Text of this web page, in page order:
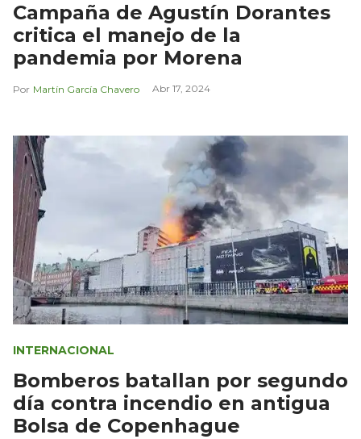
Campaña de Agustín Dorantes
critica el manejo de la
pandemia por Morena
Martín García Chavero Abr 17, 2024
INTERNACIONAL
Bomberos batallan por segundo
día contra incendio en antigua
Bolsa de Copenhague